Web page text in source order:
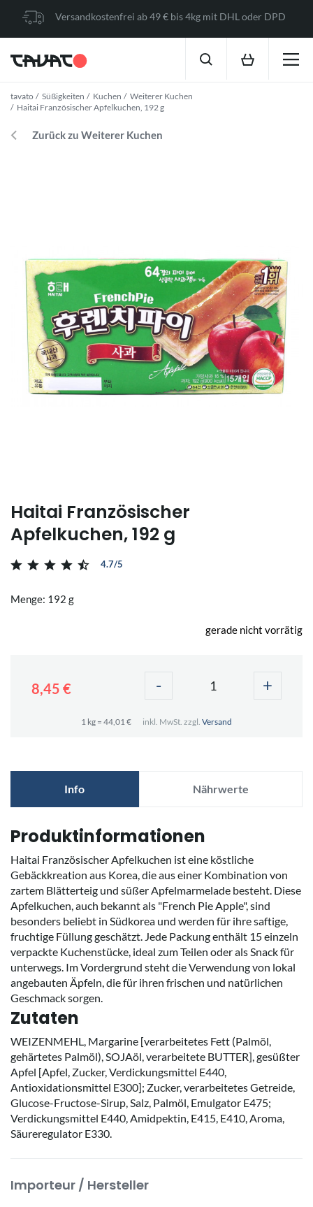
Versandkostenfrei ab 49 € bis 4kg mit DHL oder DPD
tavato Süßigkeiten Kuchen
Weiterer Kuchen
Haitai Französischer Apfelkuchen, 192 g
Zurück zu Weiterer Kuchen
Haitai Französischer
Apfelkuchen, 192 g
4.7/5
Menge: 192 g
gerade nicht vorrätig
8,45 € - +
1 kg = 44,01 € inkl. MwSt. zzgl. Versand
Info Nährwerte
Produktinformationen
Haitai Französischer Apfelkuchen ist eine köstliche
Gebäckkreation aus Korea, die aus einer Kombination von
zartem Blätterteig und süßer Apfelmarmelade besteht. Diese
Apfelkuchen, auch bekannt als "French Pie Apple", sind
besonders beliebt in Südkorea und werden für ihre saftige,
fruchtige Füllung geschätzt. Jede Packung enthält 15 einzeln
verpackte Kuchenstücke, ideal zum Teilen oder als Snack für
unterwegs. Im Vordergrund steht die Verwendung von lokal
angebauten Äpfeln, die für ihren frischen und natürlichen
Geschmack sorgen.
Zutaten
WEIZENMEHL, Margarine [verarbeitetes Fett (Palmöl,
gehärtetes Palmöl), SOJAöl, verarbeitete BUTTER], gesüßter
Apfel [Apfel, Zucker, Verdickungsmittel E440,
Antioxidationsmittel E300]; Zucker, verarbeitetes Getreide,
Glucose-Fructose-Sirup, Salz, Palmöl, Emulgator E475;
Verdickungsmittel E440, Amidpektin, E415, E410, Aroma,
Säureregulator E330.
Importeur / Hersteller